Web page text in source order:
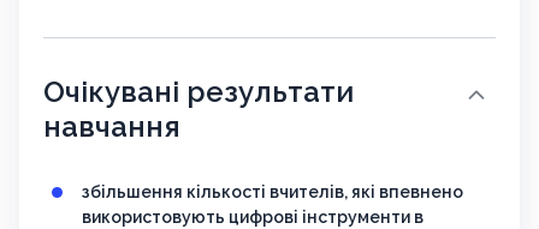
Очікувані результати
навчання
збільшення кількості вчителів, які впевнено
використовують цифрові інструменти в